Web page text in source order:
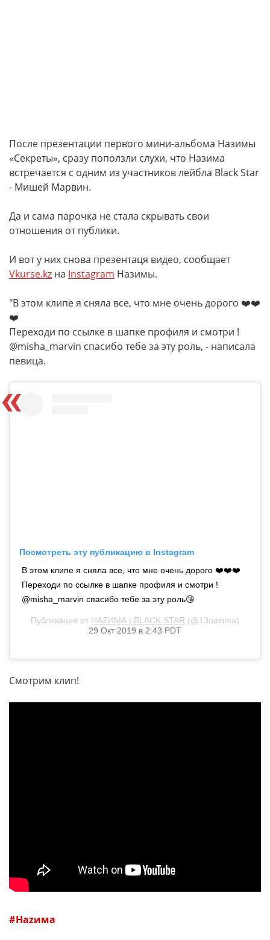
После презентации первого мини-альбома Назимы
«Секреты», сразу поползли слухи, что Назима
встречается с одним из участников лейбла Black Star
- Мишей Марвин.
Да и сама парочка не стала скрывать свои
отношения от публики.
И вот у них снова презентаця видео, сообщает
Vkurse.kz на Instagram Назимы.
"В этом клипе я сняла все, что мне очень дорого ❤️❤️
❤️⠀
Переходи по ссылке в шапке профиля и смотри ! ⠀
@misha_marvin спасибо тебе за эту роль, - написала
певица.
Посмотреть эту публикацию в Instagram
В этом клипе я сняла все, что мне очень дорого ❤️❤️❤️⠀
Переходи по ссылке в шапке профиля и смотри ! ⠀
@misha_marvin спасибо тебе за эту роль😘
Публикация от НАZИМА | BLACK STAR (@13nazima)
29 Окт 2019 в 2:43 PDT
Смотрим клип!
Наzима